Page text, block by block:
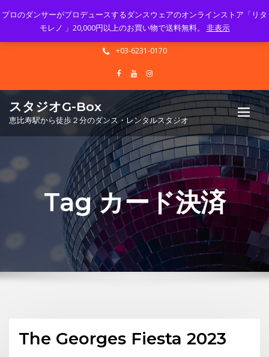
Mon - Sun 10.00 - 23.00
info@gbox-tango.com
+03-6231-0170
スタジオG-Box
恵比寿駅から徒歩２分のダンス・レンタルスタジオ
Tag カード決済
The Georges Fiesta 2023
プロのダンサーがプロデュースするダンスウェアのオンラインストア「リタ
モレノ 」20,000円以上のお買い物で送料無料。 非表示